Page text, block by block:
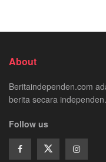
About
Beritaindependen.com
berita secara independen.
Follow us